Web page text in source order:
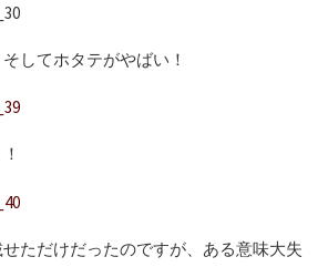
してホタテがやばい！
ただけだったのですが、ある意味大失